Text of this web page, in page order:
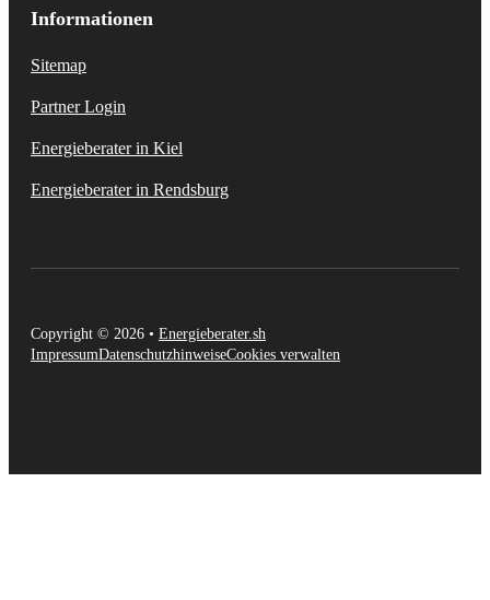
Informationen
Sitemap
Partner Login
Energieberater in Kiel
Energieberater in Rendsburg
Copyright © 2026 • Energieberater.sh
ImpressumDatenschutzhinweiseCookies verwalten